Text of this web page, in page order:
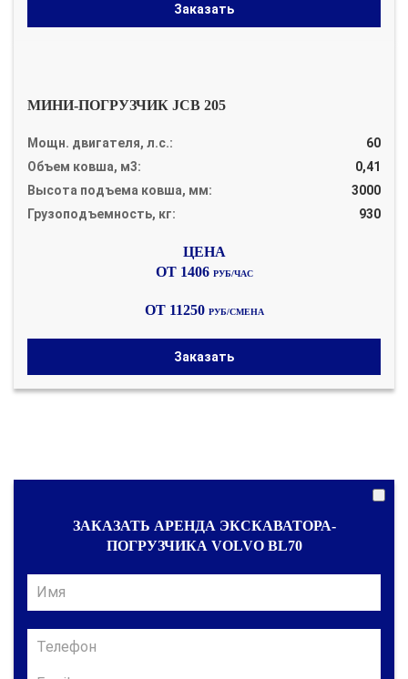
Заказать
МИНИ-ПОГРУЗЧИК JCB 205
Мощн. двигателя, л.с.:
60
Объем ковша, м3:
0,41
Высота подъема ковша, мм:
3000
Грузоподъемность, кг:
930
ОТ 1406 РУБ/ЧАС
ОТ 11250 РУБ/СМЕНА
Заказать
ЗАКАЗАТЬ АРЕНДА ЭКСКАВАТОРА-
ПОГРУЗЧИКА VOLVO BL70